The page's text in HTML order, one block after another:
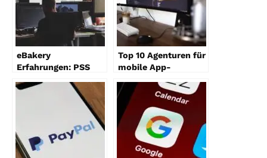
eBakery
Erfahrungen: PSS
Website gut
Top 10 Agenturen für
mobile App-
Deutschland